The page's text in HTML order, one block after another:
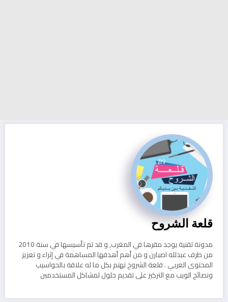
قلعة الشروح
مدونة تقنية يوجد مقرها في المغرب, و قد تم تأسيسها في سنة 2010
من طرف عبدلله اصبارن و من أهم أهدفها المساهمة في إثراء و تعزيز
المحتوى العربي . قلعة الشروح تهتم بكل ما له علاقة بالحواسيب
ونصائح الويب مع التركيز على تقديم حلول لمشاكل المستخدمين